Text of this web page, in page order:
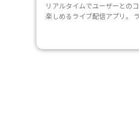
リアルタイムでユーザーとの
楽しめるライブ配信アプリ。